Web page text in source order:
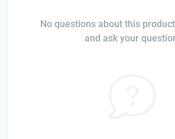
No questions about this
and ask your